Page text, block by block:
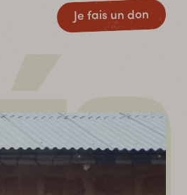
Je fais un don